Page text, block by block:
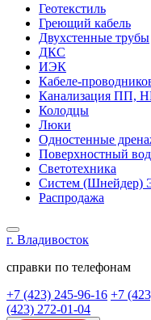
Геотекстиль
Греющий кабель
Двухстенные трубы
ДКС
ИЭК
Кабеле-
Канализация ПП,
Колодцы
Люки
Одностенные
Поверхностный
Светотехника
Систем (Шнейдер)
Распродажа
г. Владивосток
справки по телефонам
+7 (423) 245-96-16 +7
(423) 272-01-04